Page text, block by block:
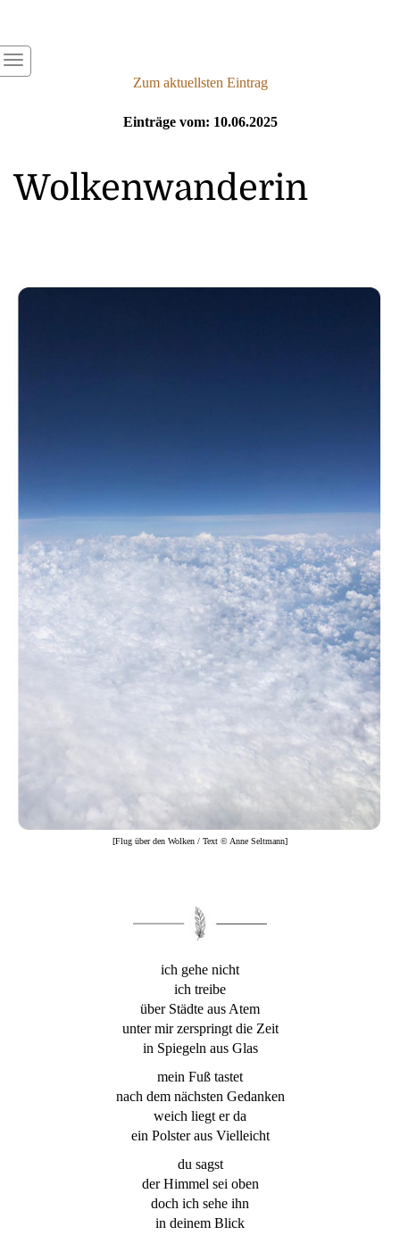
Zum aktuellsten Eintrag
Einträge vom: 10.06.2025
Wolkenwanderin
[Flug über den Wolken / Text © Anne Seltmann]
ich gehe nicht
ich treibe
über Städte aus Atem
unter mir zerspringt die Zeit
in Spiegeln aus Glas
mein Fuß tastet
nach dem nächsten Gedanken
weich liegt er da
ein Polster aus Vielleicht
du sagst
der Himmel sei oben
doch ich sehe ihn
in deinem Blick